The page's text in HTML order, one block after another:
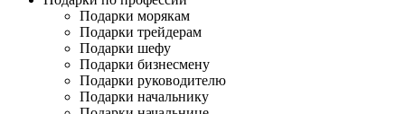
Подарки морякам
Подарки трейдерам
Подарки шефу
Подарки бизнесмену
Подарки руководителю
Подарки начальнику